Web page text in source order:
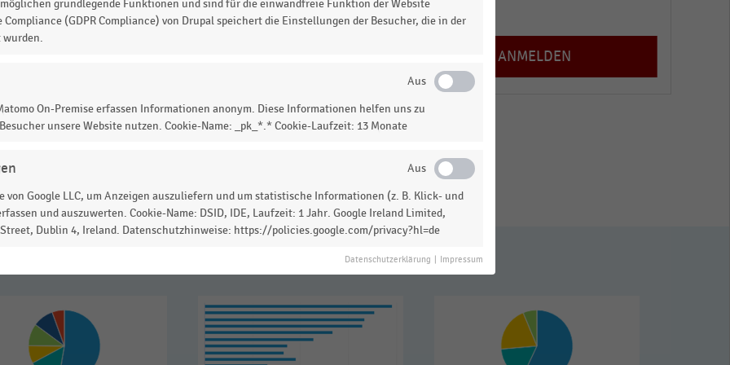
mehr als 1,3 Milliarden Euro zur Reduzierung von
für Inventurdifferenzen und deren
Statistik? Jetzt einloggen oder
Registrieren
grundlegende Funktionen und sind für die einwandfreie Funktion der Website
(GDPR Compliance) von Drupal speichert die Einstellungen der Besucher, die in der
wurden.
On-Premise erfassen Informationen anonym. Diese Informationen helfen uns zu
unsere Website nutzen. Cookie-Name: _pk_*.* Cookie-Laufzeit: 13 Monate
von Google LLC, um Anzeigen auszuliefern und um statistische Informationen (z. B. Klick- und
und auszuwerten. Cookie-Name: DSID, IDE, Laufzeit: 1 Jahr. Google Ireland Limited,
Street, Dublin 4, Ireland. Datenschutzhinweise: https://policies.google.com/privacy?hl=de
Datenschutzerklärung Impressum